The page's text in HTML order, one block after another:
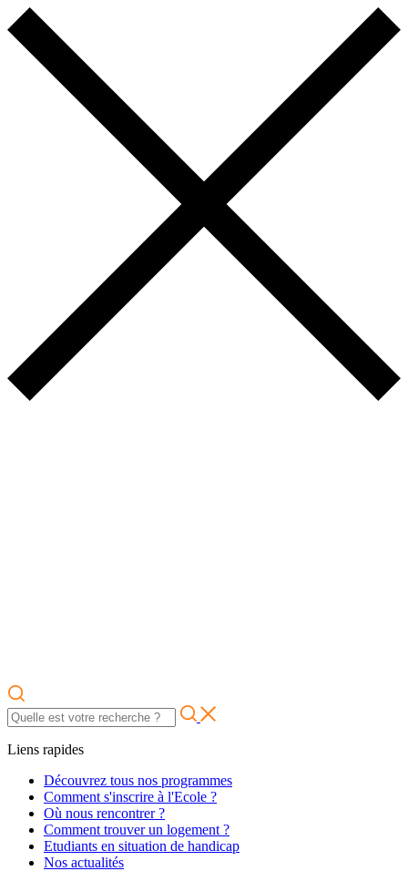
Liens rapides
Découvrez tous nos programmes
Comment s'inscrire à l'Ecole ?
Où nous rencontrer ?
Comment trouver un logement ?
Etudiants en situation de handicap
Nos actualités